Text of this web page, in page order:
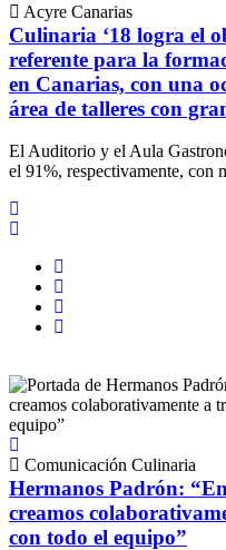
Acyre Canarias
Culinaria ‘18 logra el
referente para la
en Canarias, con una
área de talleres con
El Auditorio y el Aula
el 91%, respectivamente, con
Comunicación Culinaria
Hermanos Padrón:
creamos
con todo el equipo”